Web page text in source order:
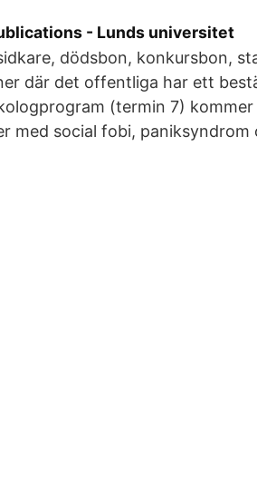
- Lunds universitet
dödsbon, konkursbon,
där det offentliga har ett
(termin 7)
med social fobi, paniksyndrom